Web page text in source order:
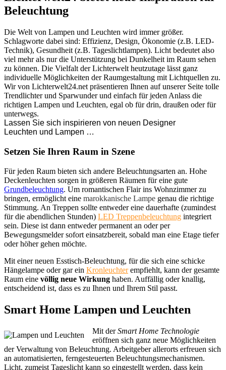
Beleuchtung
Die Welt von Lampen und Leuchten wird immer größer.
Schlagworte dabei sind: Effizienz, Design, Ökonomie (z.B. LED-
Technik), Gesundheit (z.B. Tageslichtlampen). Licht bedeutet also
viel mehr als nur die Unterstützung bei Dunkelheit im Raum sehen
zu können. Die Vielfalt der Lichterwelt heutzutage lässt ganz
individuelle Möglichkeiten der Raumgestaltung mit Lichtquellen zu.
Wir von Lichterwelt24.net präsentieren Ihnen auf unserer Seite tolle
Trendlichter und Sparwunder und einfach für jeden Anlass die
richtigen Lampen und Leuchten, egal ob für drin, draußen oder für
unterwegs.
Lassen Sie sich inspirieren von neuen Designer
Leuchten und Lampen …
Setzen Sie Ihren Raum in Szene
Für jeden Raum bieten sich andere Beleuchtungsarten an. Hohe
Deckenleuchten sorgen in größeren Räumen für eine gute
Grundbeleuchtung. Um romantischen Flair ins Wohnzimmer zu
bringen, ermöglicht eine marokkanische Lampe genau die richtige
Stimmung. An Treppen sollte entweder eine dauerhafte (zumindest
für die abendlichen Stunden) LED Treppenbeleuchtung integriert
sein. Diese ist dann entweder permanent an oder per
Bewegungsmelder sofort einsatzbereit, sobald man eine Etage tiefer
oder höher gehen möchte.
Mit einer neuen Esstisch-Beleuchtung, für die sich eine schicke
Hängelampe oder gar ein Kronleuchterempfiehlt, kann der gesamte
Raum eine völlig neue Wirkung haben. Auffällig oder knallig,
entscheidend ist, dass es zu Ihnen und Ihrem Stil passt.
Smart Home Lampen und Leuchten
Mit derSmart Home Technologie
eröffnen sich ganz neue Möglichkeiten
der Verwaltung von Beleuchtung. Arbeitgeber allerorts erfreuen sich
an automatisierten, ferngesteuerten Beleuchtungsmechanismen.
Licht, zumeist Tageslicht kann so eingestellt werden, dass kein